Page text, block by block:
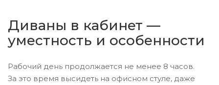
Диваны в кабинет —
уместность и особенности
Рабочий день продолжается не менее 8 часов.
За это время высидеть на офисном стуле, даже